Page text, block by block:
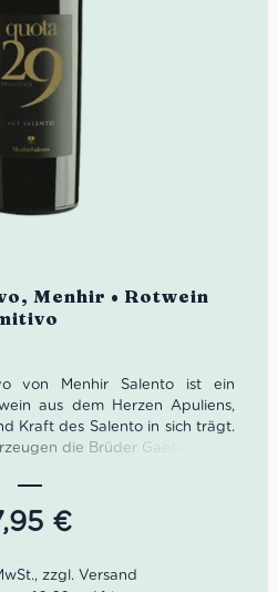
Menhir • Rotwein
von Menhir Salento ist ein
aus dem Herzen Apuliens,
Kraft des Salento in sich trägt.
die Brüder Gaetano und
und weichem Tannin –
typisch süditalienisch. Der
dem Wein zusätzliche Tiefe
Abende.
€